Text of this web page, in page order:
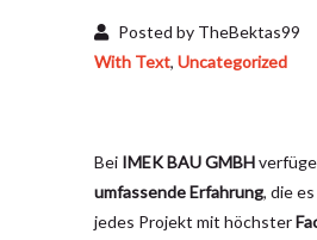
Posted by TheBektas99
With Text, Uncategorized
Bei IMEK BAU GMBH
umfassende Erfahrung, die
jedes Projekt mit höchster